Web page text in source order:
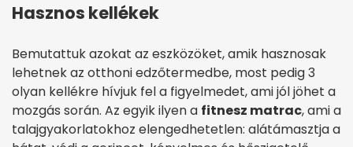
Hasznos kellékek
Bemutattuk azokat az eszközöket, amik hasznosak
lehetnek az otthoni edzőtermedbe, most pedig 3
olyan kellékre hívjuk fel a figyelmedet, ami jól jöhet a
mozgás során. Az egyik ilyen a fitnesz matrac, ami a
talajgyakorlatokhoz elengedhetetlen: alátámasztja a